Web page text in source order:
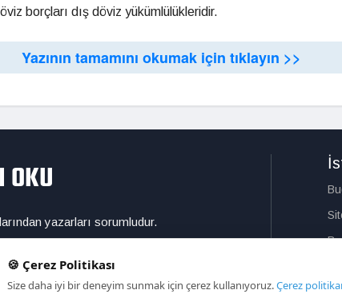
borçları dış döviz yükümlülükleridir.
Yazının tamamını okumak için tıklayın >>
yazarları sorumludur.
🍪 Çerez Politikası
Size daha iyi bir deneyim sunmak için çerez kullanıyoruz.Çerez